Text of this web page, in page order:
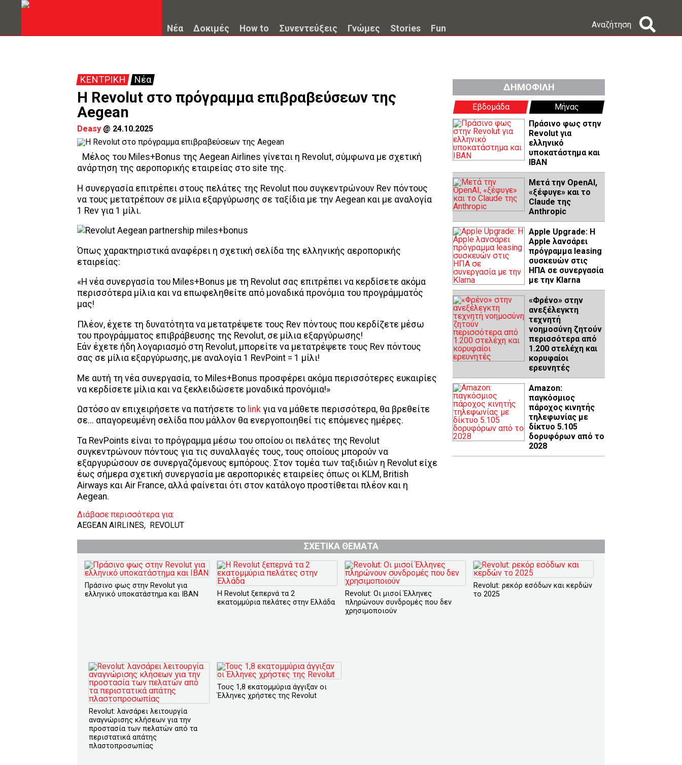
Νέα Δοκιμές How to Συνεντεύξεις Γνώμες Stories Fun Αναζήτηση
ΚΕΝΤΡΙΚΗ Νέα
H Revolut στο πρόγραμμα επιβραβεύσεων της
Aegean
Deasy @ 24.10.2025
Μέλος του Miles+Bonus της Aegean Airlines γίνεται η Revolut, σύμφωνα με σχετική
ανάρτηση της αεροπορικής εταιρείας στο site της.
Η συνεργασία επιτρέπει στους πελάτες της Revolut που συγκεντρώνουν Rev πόντους
να τους μετατρέπουν σε μίλια εξαργύρωσης σε ταξίδια με την Aegean και με αναλογία
1 Rev για 1 μίλι.
Όπως χαρακτηριστικά αναφέρει η σχετική σελίδα της ελληνικής αεροπορικής
εταιρείας:
«Η νέα συνεργασία του Miles+Bonus με τη Revolut σας επιτρέπει να κερδίσετε ακόμα
περισσότερα μίλια και να επωφεληθείτε από μοναδικά προνόμια του προγράμματός
μας!
Πλέον, έχετε τη δυνατότητα να μετατρέψετε τους Rev πόντους που κερδίζετε μέσω
του προγράμματος επιβράβευσης της Revolut, σε μίλια εξαργύρωσης!
Εάν έχετε ήδη λογαριασμό στη Revolut, μπορείτε να μετατρέψετε τους Rev πόντους
σας σε μίλια εξαργύρωσης, με αναλογία 1 RevPoint = 1 μίλι!
Με αυτή τη νέα συνεργασία, το Miles+Bonus προσφέρει ακόμα περισσότερες ευκαιρίες
να κερδίσετε μίλια και να ξεκλειδώσετε μοναδικά προνόμια!»
Ωστόσο αν επιχειρήσετε να πατήσετε το link για να μάθετε περισσότερα, θα βρεθείτε
σε... απαγορευμένη σελίδα που μάλλον θα ενεργοποιηθεί τις επόμενες ημέρες.
Τα RevPoints είναι το πρόγραμμα μέσω του οποίου οι πελάτες της Revolut
συγκεντρώνουν πόντους για τις συναλλαγές τους, τους οποίους μπορούν να
εξαργυρώσουν σε συνεργαζόμενους εμπόρους. Στον τομέα των ταξιδιών η Revolut είχε
έως σήμερα σχετική συνεργασία με αεροπορικές εταιρείες όπως οι KLM, British
Airways και Air France, αλλά φαίνεται ότι στον κατάλογο προστίθεται πλέον και η
Aegean.
ΔΗΜΟΦΙΛΗ
Εβδομάδα
Μήνας
Πράσινο φως στην
Revolut για
ελληνικό
υποκατάστημα και
IBAN
Μετά την OpenAI,
«ξέφυγε» και το
Claude της
Anthropic
Apple Upgrade: Η
Apple λανσάρει
πρόγραμμα leasing
συσκευών στις
ΗΠΑ σε συνεργασία
με την Klarna
«Φρένο» στην
ανεξέλεγκτη
τεχνητή
νοημοσύνη ζητούν
περισσότερα από
1.200 στελέχη και
κορυφαίοι
ερευνητές
Amazon:
παγκόσμιος
πάροχος κινητής
τηλεφωνίας με
δίκτυο 5.105
δορυφόρων από το
2028
Διάβασε περισσότερα για:
AEGEAN AIRLINES, REVOLUT
ΣΧΕΤΙΚΑ ΘΕΜΑΤΑ
Πράσινο φως στην Revolut για
ελληνικό υποκατάστημα και IBAN
Η Revolut ξεπερνά τα 2
εκατομμύρια πελάτες στην Ελλάδα
Revolut: Οι μισοί Έλληνες
πληρώνουν συνδρομές που δεν
χρησιμοποιούν
Revolut: ρεκόρ εσόδων και κερδών
το 2025
Revolut: λανσάρει λειτουργία
αναγνώρισης κλήσεων για την
προστασία των πελατών από τα
περιστατικά απάτης
πλαστοπροσωπίας
Τους 1,8 εκατομμύρια άγγιξαν οι
Έλληνες χρήστες της Revolut